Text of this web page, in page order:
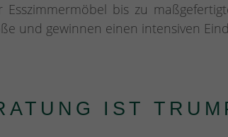
Esszimmermöbel bis zu
und gewinnen einen intensiven
IST